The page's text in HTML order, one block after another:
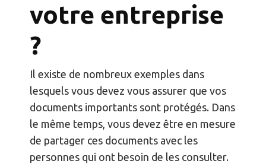
votre entreprise
?
Il existe de nombreux exemples dans
lesquels vous devez vous assurer que vos
documents importants sont protégés. Dans
le même temps, vous devez être en mesure
de partager ces documents avec les
personnes qui ont besoin de les consulter.